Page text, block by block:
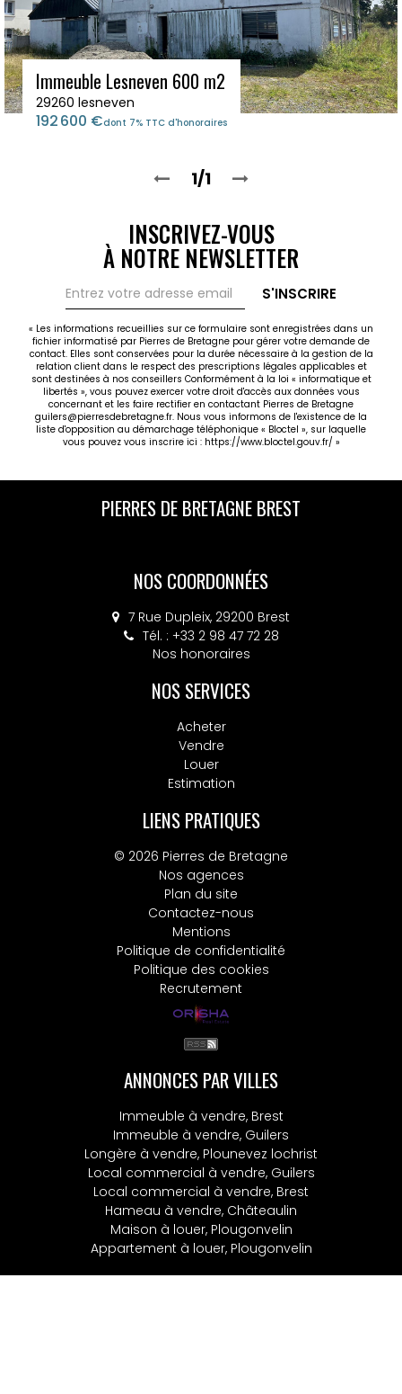
Immeuble Lesneven 600 m2
29260 lesneven
192 600 €dont 7% TTC d'honoraires
1/1
INSCRIVEZ-VOUS
À NOTRE NEWSLETTER
S'INSCRIRE
« Les informations recueillies sur ce formulaire sont enregistrées dans un
fichier informatisé par Pierres de Bretagne pour gérer votre demande de
contact. Elles sont conservées pour la durée nécessaire à la gestion de la
relation client dans le respect des prescriptions légales applicables et
sont destinées à nos conseillers Conformément à la loi « informatique et
libertés », vous pouvez exercer votre droit d'accès aux données vous
concernant et les faire rectifier en contactant Pierres de Bretagne
guilers@pierresdebretagne.fr. Nous vous informons de l'existence de la
liste d'opposition au démarchage téléphonique « Bloctel », sur laquelle
vous pouvez vous inscrire ici : https://www.bloctel.gouv.fr/ »
PIERRES DE BRETAGNE BREST
NOS COORDONNÉES
7 Rue Dupleix, 29200 Brest
Tél. : +33 2 98 47 72 28
Nos honoraires
NOS SERVICES
Acheter
Vendre
Louer
Estimation
LIENS PRATIQUES
© 2026 Pierres de Bretagne
Nos agences
Plan du site
Contactez-nous
Mentions
Politique de confidentialité
Politique des cookies
Recrutement
ANNONCES PAR VILLES
Immeuble à vendre, Brest
Immeuble à vendre, Guilers
Longère à vendre, Plounevez lochrist
Local commercial à vendre, Guilers
Local commercial à vendre, Brest
Hameau à vendre, Châteaulin
Maison à louer, Plougonvelin
Appartement à louer, Plougonvelin